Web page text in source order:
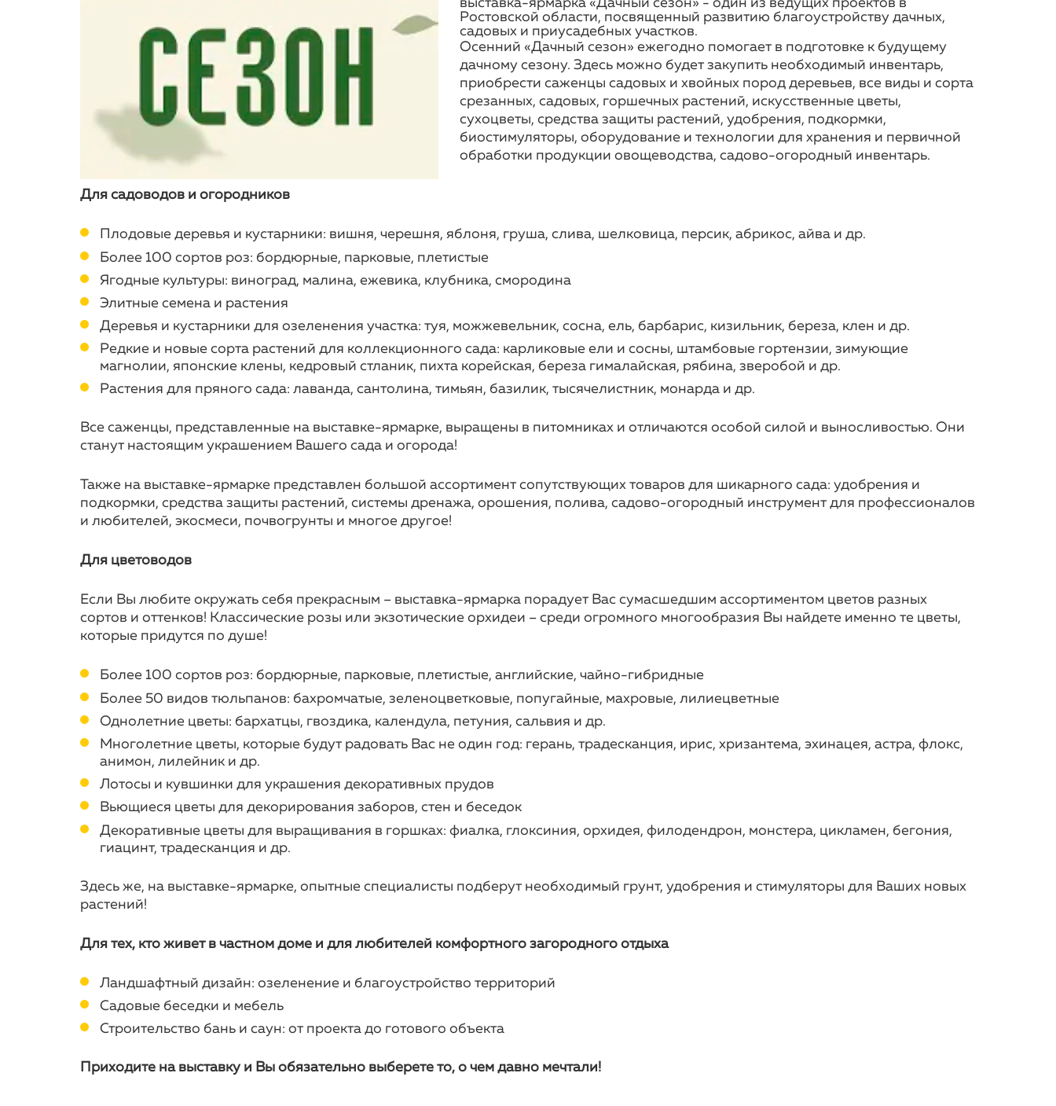
выставка-ярмарка «Дачный сезон» - один из ведущих проектов в
Ростовской области, посвященный развитию благоустройству дачных,
садовых и приусадебных участков.
Осенний «Дачный сезон» ежегодно помогает в подготовке к будущему
дачному сезону. Здесь можно будет закупить необходимый инвентарь,
приобрести саженцы садовых и хвойных пород деревьев, все виды и сорта
срезанных, садовых, горшечных растений, искусственные цветы,
сухоцветы, средства защиты растений, удобрения, подкормки,
биостимуляторы, оборудование и технологии для хранения и первичной
обработки продукции овощеводства, садово-огородный инвентарь.
Для садоводов и огородников
Плодовые деревья и кустарники: вишня, черешня, яблоня, груша, слива, шелковица, персик, абрикос, айва и др.
Более 100 сортов роз: бордюрные, парковые, плетистые
Ягодные культуры: виноград, малина, ежевика, клубника, смородина
Элитные семена и растения
Деревья и кустарники для озеленения участка: туя, можжевельник, сосна, ель, барбарис, кизильник, береза, клен и др.
Редкие и новые сорта растений для коллекционного сада: карликовые ели и сосны, штамбовые гортензии, зимующие
магнолии, японские клены, кедровый стланик, пихта корейская, береза гималайская, рябина, зверобой и др.
Растения для пряного сада: лаванда, сантолина, тимьян, базилик, тысячелистник, монарда и др.
Все саженцы, представленные на выставке-ярмарке, выращены в питомниках и отличаются особой силой и выносливостью. Они
станут настоящим украшением Вашего сада и огорода!
Также на выставке-ярмарке представлен большой ассортимент сопутствующих товаров для шикарного сада: удобрения и
подкормки, средства защиты растений, системы дренажа, орошения, полива, садово-огородный инструмент для профессионалов
и любителей, экосмеси, почвогрунты и многое другое!
Для цветоводов
Если Вы любите окружать себя прекрасным – выставка-ярмарка порадует Вас сумасшедшим ассортиментом цветов разных
сортов и оттенков! Классические розы или экзотические орхидеи – среди огромного многообразия Вы найдете именно те цветы,
которые придутся по душе!
Более 100 сортов роз: бордюрные, парковые, плетистые, английские, чайно-гибридные
Более 50 видов тюльпанов: бахромчатые, зеленоцветковые, попугайные, махровые, лилиецветные
Однолетние цветы: бархатцы, гвоздика, календула, петуния, сальвия и др.
Многолетние цветы, которые будут радовать Вас не один год: герань, традесканция, ирис, хризантема, эхинацея, астра, флокс,
анимон, лилейник и др.
Лотосы и кувшинки для украшения декоративных прудов
Вьющиеся цветы для декорирования заборов, стен и беседок
Декоративные цветы для выращивания в горшках: фиалка, глоксиния, орхидея, филодендрон, монстера, цикламен, бегония,
гиацинт, традесканция и др.
Здесь же, на выставке-ярмарке, опытные специалисты подберут необходимый грунт, удобрения и стимуляторы для Ваших новых
растений!
Для тех, кто живет в частном доме и для любителей комфортного загородного отдыха
Ландшафтный дизайн: озеленение и благоустройство территорий
Садовые беседки и мебель
Строительство бань и саун: от проекта до готового объекта
Приходите на выставку и Вы обязательно выберете то, о чем давно мечтали!